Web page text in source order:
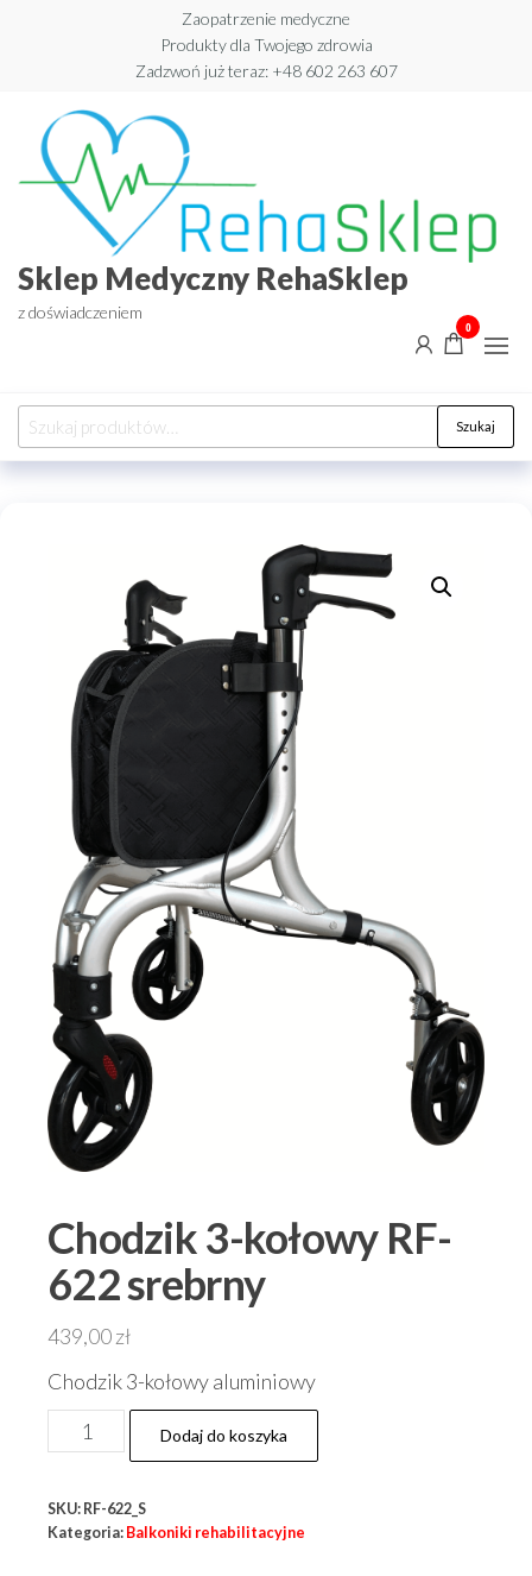
Zaopatrzenie medyczne
Produkty dla Twojego zdrowia
Zadzwoń już teraz: +48 602 263 607​
Sklep Medyczny RehaSklep
z doświadczeniem
0
Szukaj: Szukaj
Chodzik 3-kołowy RF-
622 srebrny
439,00zł
Chodzik 3-kołowy aluminiowy
ilość
Chodzik
kołowy
Dodaj do koszyka
SKU: RF-622_S
Kategoria: Balkoniki rehabilitacyjne